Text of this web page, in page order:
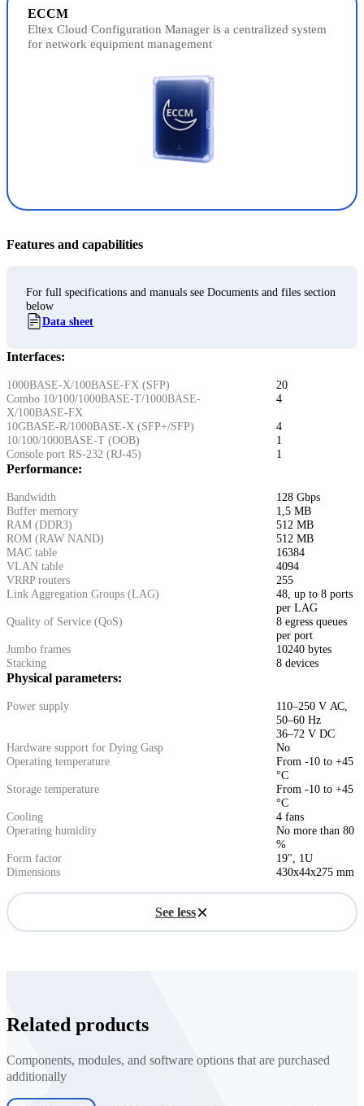
ECCM
Eltex Cloud Configuration Manager is a centralized system
for network equipment management
Features and capabilities
For full specifications and manuals see Documents and files section
below
Data sheet
Interfaces:
1000BASE-X/100BASE-FX (SFP)
20
Combo 10/100/1000BASE-T/1000BASE-
X/100BASE-FX
4
10GBASE-R/1000BASE-X (SFP+/SFP)
4
10/100/1000BASE-T (OOB)
1
Console port RS-232 (RJ-45)
1
Performance:
Bandwidth
128 Gbps
Buffer memory
1,5 MB
RAM (DDR3)
512 MB
ROM (RAW NAND)
512 MB
MAC table
16384
VLAN table
4094
VRRP routers
255
Link Aggregation Groups (LAG)
48, up to 8 ports
per LAG
Quality of Service (QoS)
8 egress queues
per port
Jumbo frames
10240 bytes
Stacking
8 devices
Physical parameters:
Power supply
110–250 V АС,
50–60 Hz
36–72 V DC
Hardware support for Dying Gasp
No
Operating temperature
From -10 to +45
°С
Storage temperature
From -10 to +45
°С
Cooling
4 fans
Operating humidity
No more than 80
%
Form factor
19", 1U
Dimensions
430x44x275 mm
See less
Related products
Components, modules, and software options that are purchased
additionally